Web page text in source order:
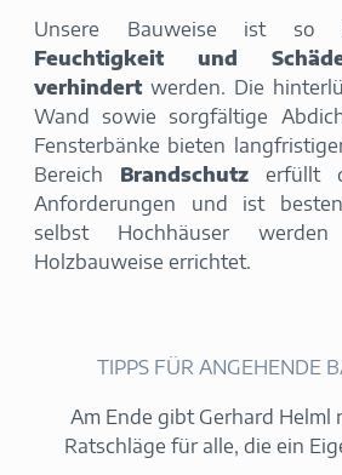
Unsere Bauweise ist so
Feuchtigkeit und
verhindert werden. Die
Wand sowie sorgfältige
Fensterbänke bieten
Bereich Brandschutz erfüllt
Anforderungen und ist
selbst Hochhäuser
Holzbauweise errichtet.
TIPPS FÜR ANGEHENDE
Am Ende gibt Gerhard Helml
Ratschläge für alle, die ein